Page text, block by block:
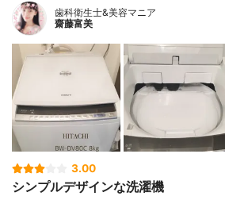
歯科衛生士&美容マニア
齋藤富美
3.00
シンプルデザインな洗濯機